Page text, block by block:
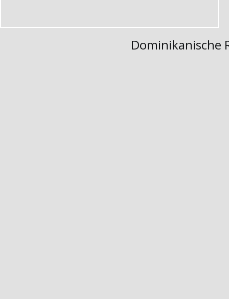
Dominikanische